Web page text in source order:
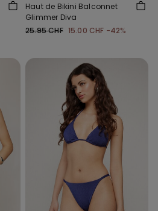
Haut de Bikini Balconnet
Glimmer Diva
25.95 CHF 15.00 CHF -42%